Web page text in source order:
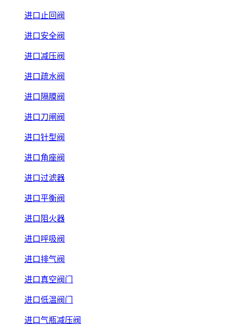
进口止回阀
进口安全阀
进口减压阀
进口疏水阀
进口隔膜阀
进口刀闸阀
进口针型阀
进口角座阀
进口过滤器
进口平衡阀
进口阻火器
进口呼吸阀
进口排气阀
进口真空阀门
进口低温阀门
进口气瓶减压阀